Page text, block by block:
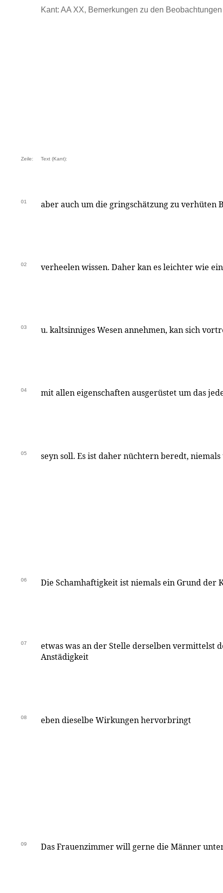
Kant: AA XX, Bemerkungen zu den
Zeile: Text (Kant):
01 aber auch um die gringschätzung zu verhüten
02 verheelen wissen. Daher kan es leichter wie
03 u. kaltsinniges Wesen annehmen, kan sich
04 mit allen eigenschaften ausgerüstet um das
05 seyn soll. Es ist daher nüchtern beredt, niemals
06 Die Schamhaftigkeit ist niemals ein Grund der
07
etwas was an der Stelle derselben vermittelst
Anstädigkeit
08 eben dieselbe Wirkungen hervorbringt
09 Das Frauenzimmer will gerne die Männer